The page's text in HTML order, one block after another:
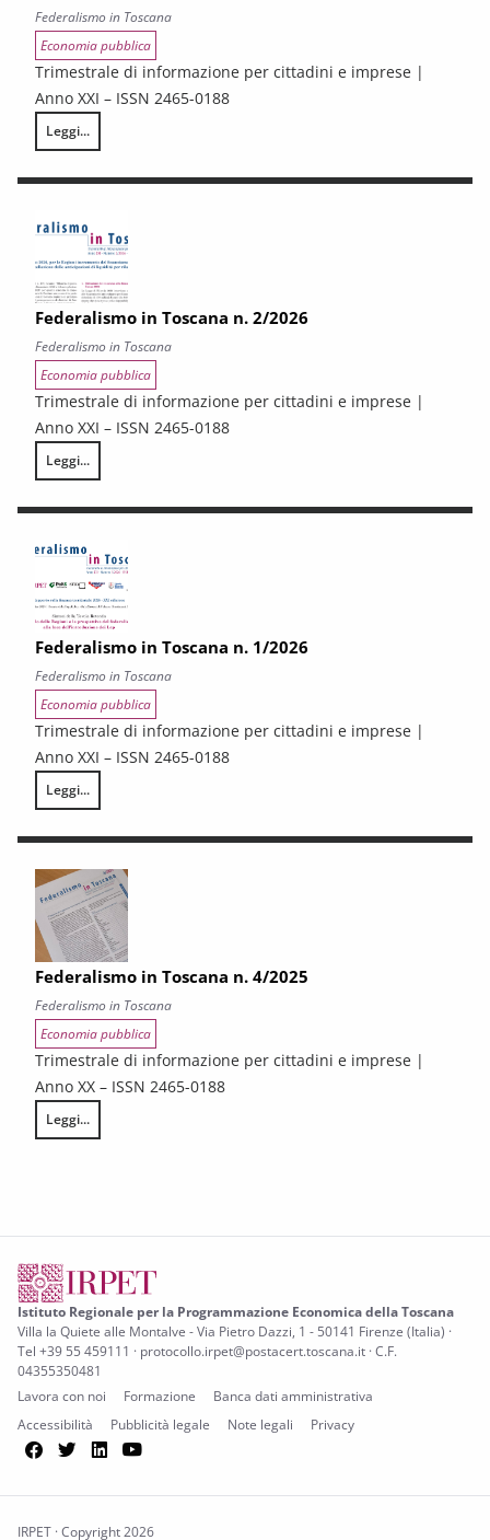
Federalismo in Toscana
Economia pubblica
Trimestrale di informazione per cittadini e imprese |
Anno XXI – ISSN 2465-0188
Leggi...
Federalismo in Toscana n. 3/2026
Federalismo in Toscana n. 2/2026
Federalismo in Toscana
Economia pubblica
Trimestrale di informazione per cittadini e imprese |
Anno XXI – ISSN 2465-0188
Leggi...
Federalismo in Toscana n. 2/2026
Federalismo in Toscana n. 1/2026
Federalismo in Toscana
Economia pubblica
Trimestrale di informazione per cittadini e imprese |
Anno XXI – ISSN 2465-0188
Leggi...
Federalismo in Toscana n. 1/2026
Federalismo in Toscana n. 4/2025
Federalismo in Toscana
Economia pubblica
Trimestrale di informazione per cittadini e imprese |
Anno XX – ISSN 2465-0188
Leggi...
Federalismo in Toscana n. 4/2025
Istituto Regionale per la Programmazione Economica della Toscana
Villa la Quiete alle Montalve - Via Pietro Dazzi, 1 - 50141 Firenze (Italia) ·
Tel +39 55 459111 · protocollo.irpet@postacert.toscana.it · C.F.
04355350481
Lavora con noi
Formazione
Banca dati amministrativa
Accessibilità
Pubblicità legale Note legali Privacy
Facebook
TwitterLinkedIn
IRPET · Copyright 2026